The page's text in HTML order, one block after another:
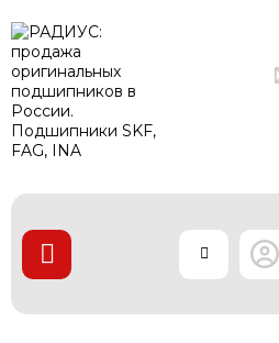
ПОДШИПНИКИ
ЛИНЕЙНЫЕ ТЕХНОЛОГИИ
РЕМНИ
О нас
Доставка и оплата